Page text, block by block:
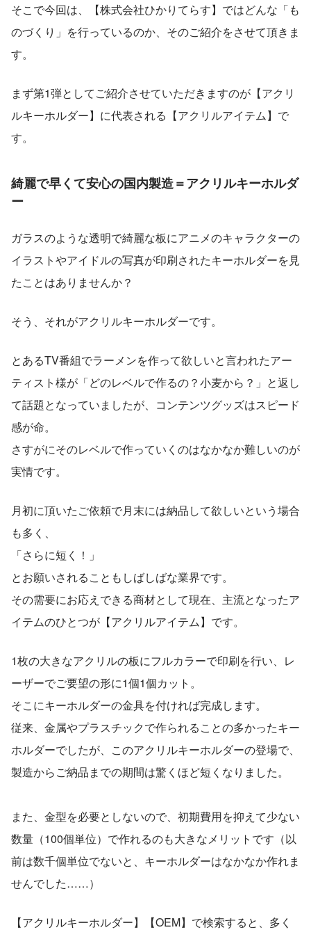
そこで今回は、【株式会社ひかりてらす】ではどんな「も
のづくり」を行っているのか、そのご紹介をさせて頂きま
す。
まず第1弾としてご紹介させていただきますのが【アクリ
ルキーホルダー】に代表される【アクリルアイテム】で
す。
綺麗で早くて安心の国内製造＝アクリルキーホルダ
ー
ガラスのような透明で綺麗な板にアニメのキャラクターの
イラストやアイドルの写真が印刷されたキーホルダーを見
たことはありませんか？
そう、それがアクリルキーホルダーです。
とあるTV番組でラーメンを作って欲しいと言われたアー
ティスト様が「どのレベルで作るの？小麦から？」と返し
て話題となっていましたが、コンテンツグッズはスピード
感が命。
さすがにそのレベルで作っていくのはなかなか難しいのが
実情です。
月初に頂いたご依頼で月末には納品して欲しいという場合
も多く、
「さらに短く！」
とお願いされることもしばしばな業界です。
その需要にお応えできる商材として現在、主流となったア
イテムのひとつが【アクリルアイテム】です。
1枚の大きなアクリルの板にフルカラーで印刷を行い、レ
ーザーでご要望の形に1個1個カット。
そこにキーホルダーの金具を付ければ完成します。
従来、金属やプラスチックで作られることの多かったキー
ホルダーでしたが、このアクリルキーホルダーの登場で、
製造からご納品までの期間は驚くほど短くなりました。
また、金型を必要としないので、初期費用を抑えて少ない
数量（100個単位）で作れるのも大きなメリットです（以
前は数千個単位でないと、キーホルダーはなかなか作れま
せんでした……）
【アクリルキーホルダー】【OEM】で検索すると、多く